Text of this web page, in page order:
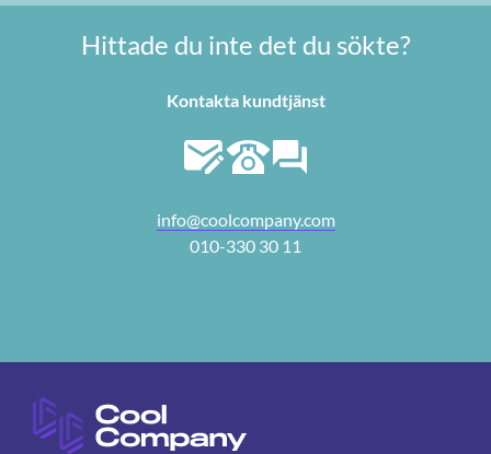
Hittade du inte det du sökte?
Kontakta kundtjänst
info@coolcompany.com
010-330 30 11